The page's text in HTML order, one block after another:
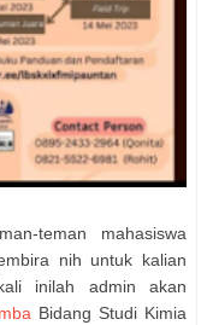
teman mahasiswa
nih untuk kalian
inilah admin akan
Bidang Studi Kimia